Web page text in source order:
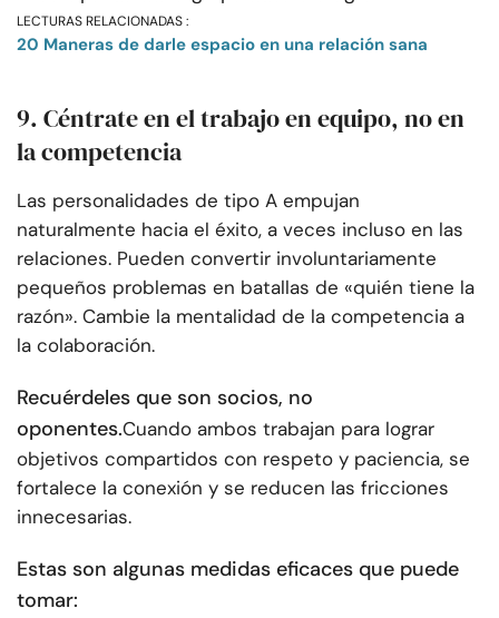
LECTURAS RELACIONADAS :
20 Maneras de darle espacio en una relación sana
9. Céntrate en el trabajo en equipo, no en
la competencia
Las personalidades de tipo A empujan
naturalmente hacia el éxito, a veces incluso en las
relaciones. Pueden convertir involuntariamente
pequeños problemas en batallas de «quién tiene la
razón». Cambie la mentalidad de la competencia a
la colaboración.
Recuérdeles que son socios, no
oponentes.Cuando ambos trabajan para lograr
objetivos compartidos con respeto y paciencia, se
fortalece la conexión y se reducen las fricciones
innecesarias.
Estas son algunas medidas eficaces que puede
tomar: